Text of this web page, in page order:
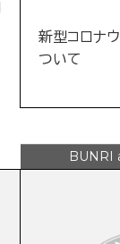
新型コロナ
ついて